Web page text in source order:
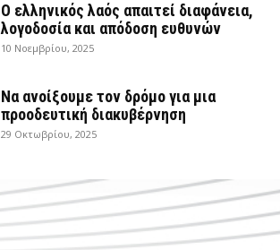
Ο ελληνικός λαός απαιτεί διαφάνεια,
λογοδοσία και απόδοση ευθυνών
10 Νοεμβρίου, 2025
Να ανοίξουμε τον δρόμο για μια
προοδευτική διακυβέρνηση
29 Οκτωβρίου, 2025